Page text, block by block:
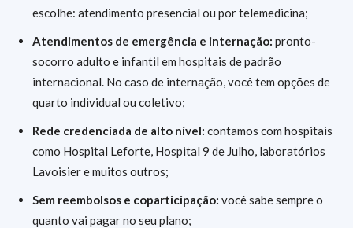
escolhe: atendimento presencial ou por telemedicina;
Atendimentos de emergência e internação: pronto-
socorro adulto e infantil em hospitais de padrão
internacional. No caso de internação, você tem opções de
quarto individual ou coletivo;
Rede credenciada de alto nível: contamos com hospitais
como Hospital Leforte, Hospital 9 de Julho, laboratórios
Lavoisier e muitos outros;
Sem reembolsos e coparticipação: você sabe sempre o
quanto vai pagar no seu plano;